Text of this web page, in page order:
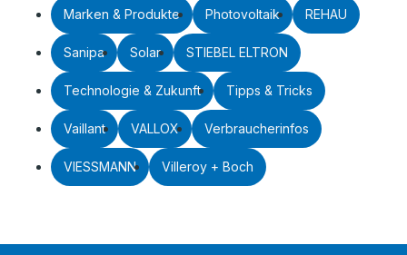
Marken & Produkte Photovoltaik REHAU
Sanipa Solar STIEBEL ELTRON
Technologie & Zukunft Tipps & Tricks
Vaillant VALLOX Verbraucherinfos
VIESSMANN Villeroy + Boch